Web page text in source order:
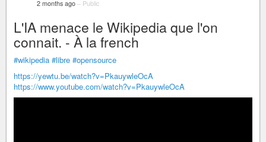
2 months ago – Public
L'IA menace le Wikipedia que l'on
connait. - À la french
#wikipedia #libre #opensource
https://yewtu.be/watch?v=PkauywleOcA
https://www.youtube.com/watch?v=PkauywleOcA